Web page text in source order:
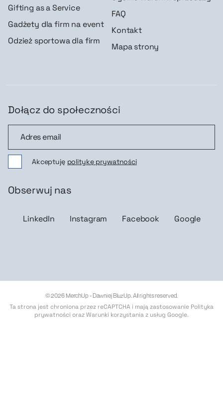
Gifting as a Service
Gadżety dla firm na event
Odzież sportowa dla firm
FAQ
Kontakt
Mapa strony
Dołącz do społeczności
Akceptuję politykę prywatności
Obserwuj nas
LinkedIn Instagram Facebook Google
© 2026 MerchUp - Dawniej BluzUp. All rights reserved.
Ta strona jest chroniona przez reCAPTCHA i mają zastosowanie Polityka
prywatności orazWarunki korzystania z usług Google.